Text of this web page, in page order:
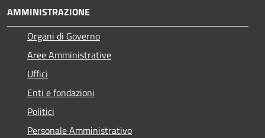
AMMINISTRAZIONE
Organi di Governo
Aree Amministrative
Uffici
Enti e fondazioni
Politici
Personale Amministrativo